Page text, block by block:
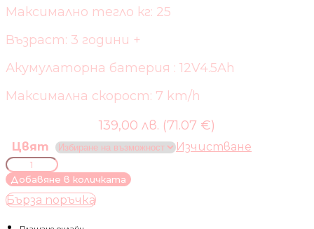
Максимално тегло кг: 25
Възраст: 3 години +
Акумулаторна батерия : 12V4.5Ah
Максимална скорост: 7 km/h
139,00 лв. (71.07 €)
Цвят
Изчистване
количество
за
АКУМУЛАТОРЕН
МОТОР
Добавяне в количката
Бърза поръчка